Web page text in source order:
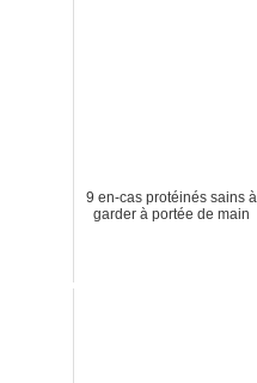
9 en-cas protéinés sains à
garder à portée de main